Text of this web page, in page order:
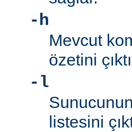
-h
Mevcut
özetini
-l
listesini